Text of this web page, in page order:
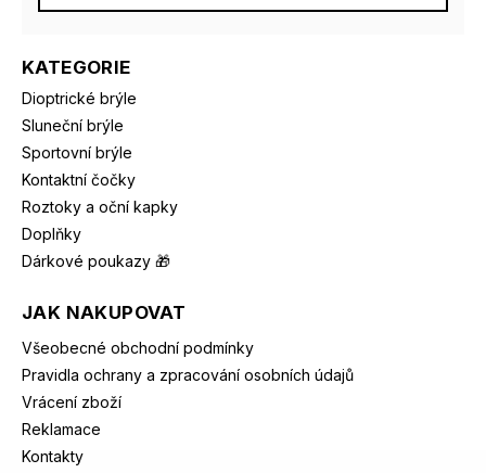
KATEGORIE
Dioptrické brýle
Sluneční brýle
Sportovní brýle
Kontaktní čočky
Roztoky a oční kapky
Doplňky
Dárkové poukazy 🎁
JAK NAKUPOVAT
Všeobecné obchodní podmínky
Pravidla ochrany a zpracování osobních údajů
Vrácení zboží
Reklamace
Kontakty